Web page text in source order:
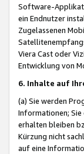
Software-
ein Endnutzer
Zugelassenen
Viera Cast oder
Entwicklung von
6. Inhalte auf
(a) Sie werden
Informationen; Sie
erhalten bleiben
Kürzung nicht
auf eine